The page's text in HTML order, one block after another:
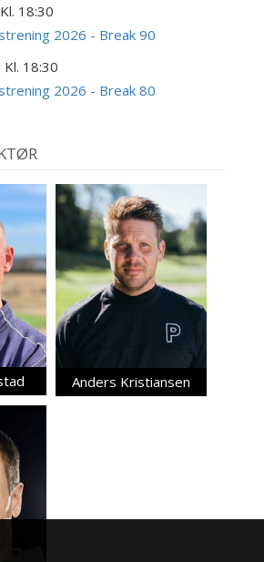
18:30
2026 - Break 90
18:30
2026 - Break 80
Anders Kristiansen